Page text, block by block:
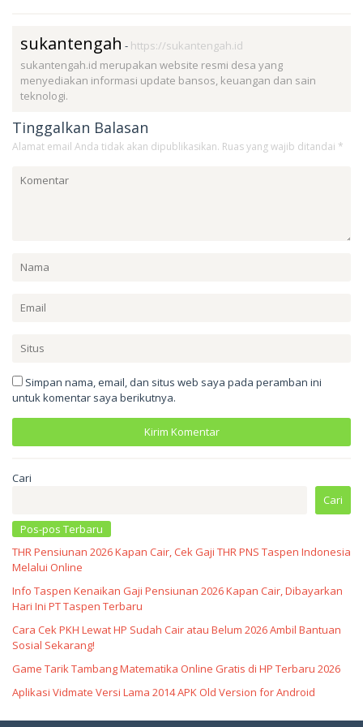
sukantengah - https://sukantengah.id
sukantengah.id merupakan website resmi desa yang
menyediakan informasi update bansos, keuangan dan sain
teknologi.
Tinggalkan Balasan
Alamat email Anda tidak akan dipublikasikan. Ruas yang wajib ditandai *
Simpan nama, email, dan situs web saya pada peramban ini
untuk komentar saya berikutnya.
Cari
Cari
Pos-pos Terbaru
THR Pensiunan 2026 Kapan Cair, Cek Gaji THR PNS Taspen Indonesia
Melalui Online
Info Taspen Kenaikan Gaji Pensiunan 2026 Kapan Cair, Dibayarkan
Hari Ini PT Taspen Terbaru
Cara Cek PKH Lewat HP Sudah Cair atau Belum 2026 Ambil Bantuan
Sosial Sekarang!
Game Tarik Tambang Matematika Online Gratis di HP Terbaru 2026
Aplikasi Vidmate Versi Lama 2014 APK Old Version for Android